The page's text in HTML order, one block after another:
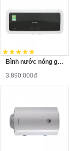
Bình nước nóng gián tiếp Ariston 20 lít SLIM2 SL2 20 LUX-D AG+ WIFI
3.890.000đ